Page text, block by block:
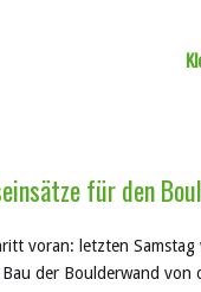
für den
voran: letzten
der Boulderwand von